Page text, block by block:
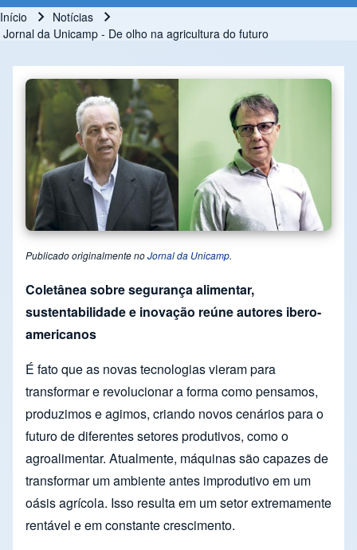
Trilha de navegação
Início
Notícias
Jornal da Unicamp - De olho na agricultura do futuro
Publicado originalmente noJornal da Unicamp.
Coletânea sobre segurança alimentar,
sustentabilidade e inovação reúne autores ibero-
americanos
É fato que as novas tecnologias vieram para
transformar e revolucionar a forma como pensamos,
produzimos e agimos, criando novos cenários para o
futuro de diferentes setores produtivos, como o
agroalimentar. Atualmente, máquinas são capazes de
transformar um ambiente antes improdutivo em um
oásis agrícola. Isso resulta em um setor extremamente
rentável e em constante crescimento.